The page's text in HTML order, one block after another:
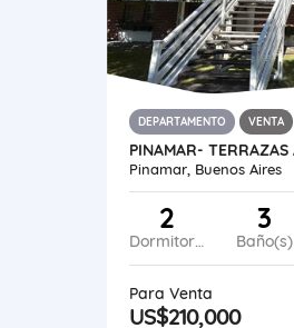
DEPARTAMENTO VENTA
Pinamar, Buenos Aires
2
Dormitorios
3
Baño(s)
Para Venta
US$210,000